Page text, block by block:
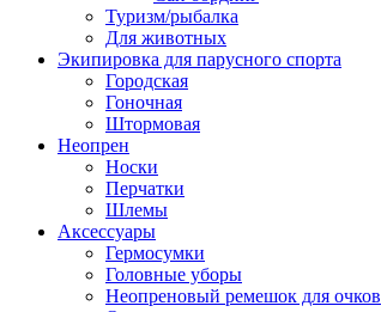
Туризм/рыбалка
Для животных
Экипировка для парусного спорта
Городская
Гоночная
Штормовая
Неопрен
Носки
Перчатки
Шлемы
Аксессуары
Гермосумки
Головные уборы
Неопреновый ремешок для очков